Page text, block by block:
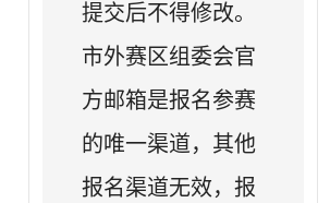
提交后不得修改。
市外赛区组委会官
方邮箱是报名参赛
的唯一渠道，其他
报名渠道无效，报